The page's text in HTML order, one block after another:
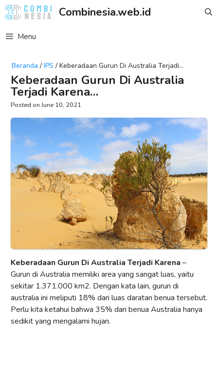
Skip
to
Combinesia.web.id
Menu
Beranda / IPS / Keberadaan Gurun Di Australia Terjadi
Karena…
Keberadaan Gurun Di Australia
Terjadi Karena…
June 10, 2021
Keberadaan Gurun Di Australia Terjadi Karena –
Gurun di Australia memiliki area yang sangat luas, yaitu
sekitar 1.371.000 km2. Dengan kata lain, gurun di
australia ini meliputi 18% dari luas daratan benua tersebut.
Perlu kita ketahui bahwa 35% dari benua Australia hanya
sedikit yang mengalami hujan.